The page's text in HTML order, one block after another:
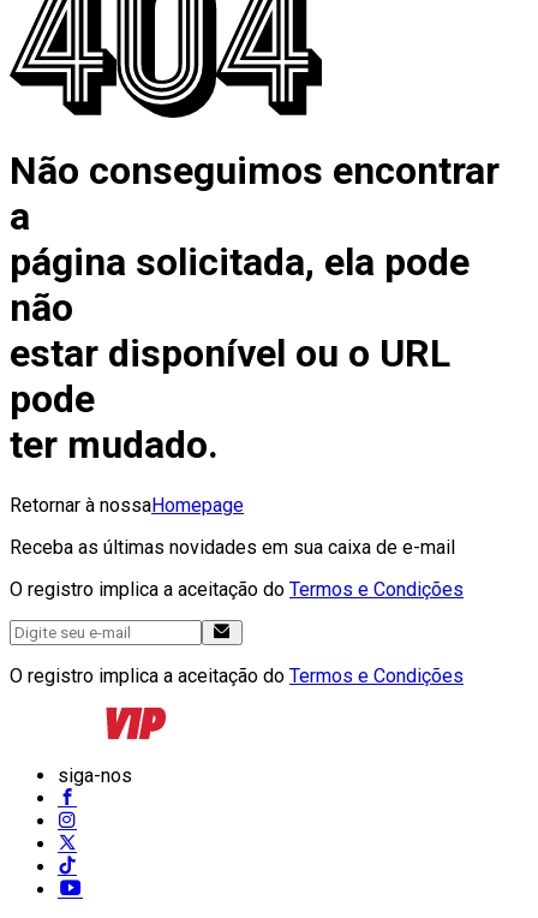
Não conseguimos encontrar
a
página solicitada, ela pode
não
estar disponível ou o URL
pode
ter mudado.
Retornar à nossaHomepage
Receba as últimas novidades em sua caixa de e-mail
O registro implica a aceitação do Termos e Condições
O registro implica a aceitação do Termos e Condições
siga-nos